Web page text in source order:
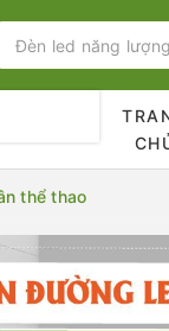
thể thao